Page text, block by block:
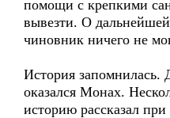
помощи с крепкими
вывезти. О
чиновник ничего не
История
оказался Монах.
историю рассказал